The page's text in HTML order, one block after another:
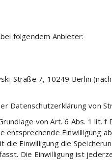
folgendem Anbieter:
Straße 7, 10249 Berlin
Datenschutzerklärung von
von Art. 6 Abs. 1 lit.
entsprechende Einwilligung
die Einwilligung die
Die Einwilligung ist